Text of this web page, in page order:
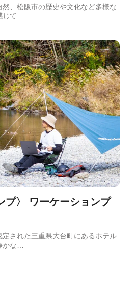
然、松阪市の歴史や文化など多様な
じて…
プ〉 ワーケーションプ
された三重県大台町にあるホテル
かな…